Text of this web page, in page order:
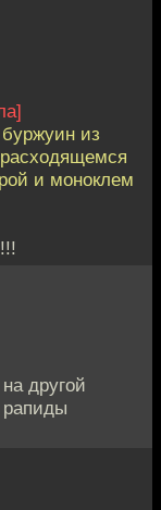
из
и моноклем
другой